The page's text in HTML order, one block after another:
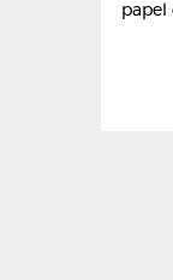
papel